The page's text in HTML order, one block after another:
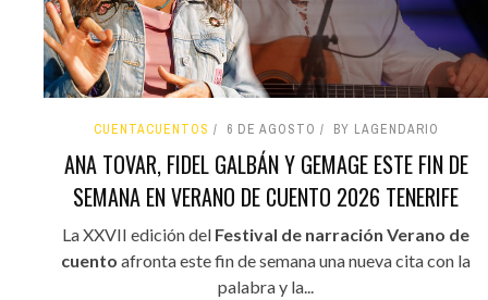
CUENTACUENTOS 6 DE AGOSTO BY LAGENDARIO
ANA TOVAR, FIDEL GALBÁN Y GEMAGE ESTE FIN DE
SEMANA EN VERANO DE CUENTO 2026 TENERIFE
La XXVII edición del Festival de narración Verano de
cuento afronta este fin de semana una nueva cita con la
palabra y la...